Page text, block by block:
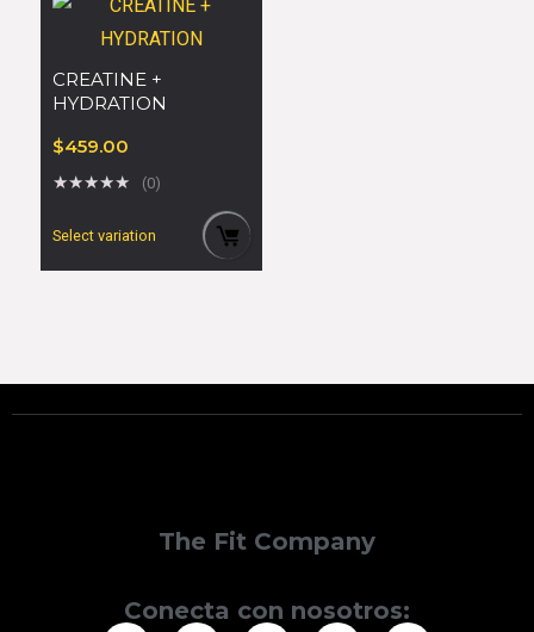
CREATINE +
HYDRATION
$459.00
★★★★★ (0)
Select variation
The Fit Company
Conecta con nosotros: